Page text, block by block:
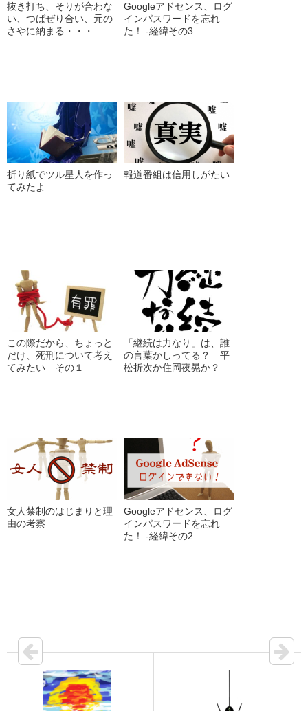
抜き打ち、そりが合わな
い、つばぜり合い、元の
さやに納まる・・・
Googleアドセンス、ログ
インパスワードを忘れ
た！ ‐経緯その3
折り紙でツル星人を作っ
てみたよ
報道番組は信用しがたい
この際だから、ちょっと
だけ、死刑について考え
てみたい その１
「継続は力なり」は、誰
の言葉かしってる？ 平
松折次か住岡夜晃か？
女人禁制のはじまりと理
由の考察
Googleアドセンス、ログ
インパスワードを忘れ
た！ -経緯その2